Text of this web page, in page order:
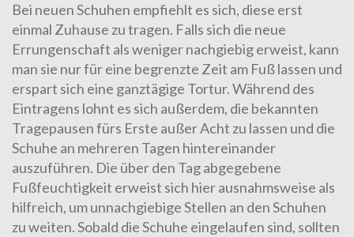
Bei neuen Schuhen empfiehlt es sich, diese erst
einmal Zuhause zu tragen. Falls sich die neue
Errungenschaft als weniger nachgiebig erweist, kann
man sie nur für eine begrenzte Zeit am Fuß lassen und
erspart sich eine ganztägige Tortur. Während des
Eintragens lohnt es sich außerdem, die bekannten
Tragepausen fürs Erste außer Acht zu lassen und die
Schuhe an mehreren Tagen hintereinander
auszuführen. Die über den Tag abgegebene
Fußfeuchtigkeit erweist sich hier ausnahmsweise als
hilfreich, um unnachgiebige Stellen an den Schuhen
zu weiten. Sobald die Schuhe eingelaufen sind, sollten